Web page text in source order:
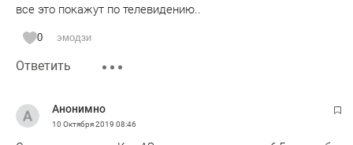
все это покажут по телевидению..
0 эмодзи
Ответить
Анонимно
10 Октября 2019 08:46